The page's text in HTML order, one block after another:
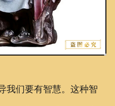
我们要有智慧。这种智